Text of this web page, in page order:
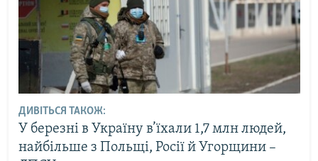
ДИВІТЬСЯ ТАКОЖ:
У березні в Україну в’їхали 1,7 млн людей,
найбільше з Польщі, Росії й Угорщини –